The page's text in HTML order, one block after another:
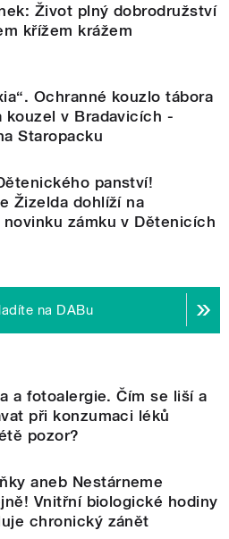
Život plný dobrodružství
křížem krážem
Ochranné kouzlo tábora
kouzel v Bradavicích -
Staropacku
panství!
Žizelda dohlíží na
zámku v Dětenicích
na DABu
a fotoalergie. Čím se liší a
při konzumaci léků
pozor?
aneb Nestárneme
Vnitřní biologické hodiny
chronický zánět